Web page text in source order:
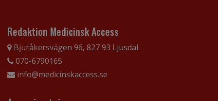
Redaktion Medicinsk Access
Bjuråkersvägen 96, 827 93 Ljusdal
070-6790165
info@medicinskaccess.se